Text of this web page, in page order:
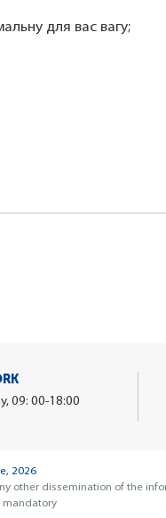
для вас вагу;
09: 00-18:00
2026
other dissemination of the
mandatory